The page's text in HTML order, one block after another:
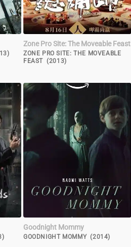
Zone Pro Site: The Moveable Feast
ZONE PRO SITE: THE MOVEABLE
FEAST (2013)
Goodnight Mommy
GOODNIGHT MOMMY (2014)